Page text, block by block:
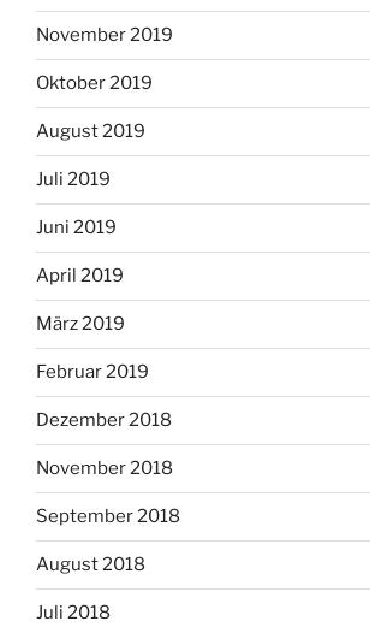
November 2019
Oktober 2019
August 2019
Juli 2019
Juni 2019
April 2019
März 2019
Februar 2019
Dezember 2018
November 2018
September 2018
August 2018
Juli 2018